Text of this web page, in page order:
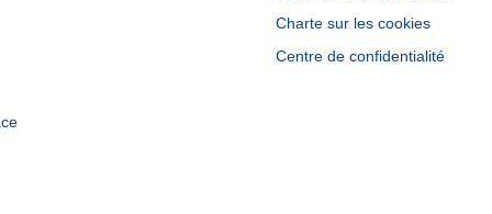
Charte sur les cookies
Centre de confidentialité